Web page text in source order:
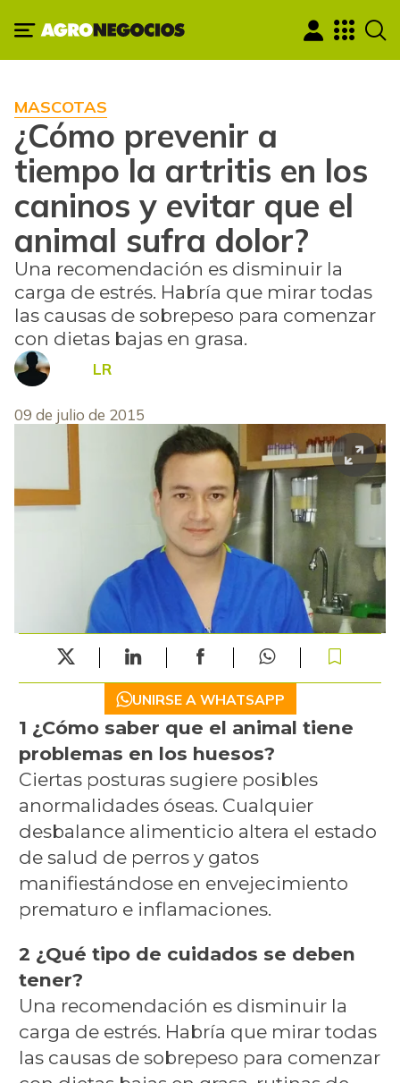
MASCOTAS
¿Cómo prevenir a
tiempo la artritis en los
caninos y evitar que el
animal sufra dolor?
Una recomendación es disminuir la
carga de estrés. Habría que mirar todas
las causas de sobrepeso para comenzar
con dietas bajas en grasa.
LR
09 de julio de 2015
UNIRSE A WHATSAPP
1 ¿Cómo saber que el animal tiene
problemas en los huesos?
Ciertas posturas sugiere posibles
anormalidades óseas. Cualquier
desbalance alimenticio altera el estado
de salud de perros y gatos
manifiestándose en envejecimiento
prematuro e inflamaciones.
2 ¿Qué tipo de cuidados se deben
tener?
Una recomendación es disminuir la
carga de estrés. Habría que mirar todas
las causas de sobrepeso para comenzar